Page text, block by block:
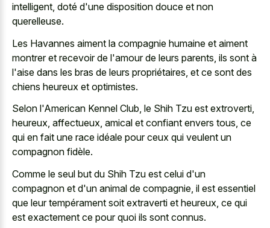
intelligent, doté d'une disposition douce et non
querelleuse.
Les Havannes aiment la compagnie humaine et aiment
montreret recevoir de l'amour de leurs parents, ils sont à
l'aise dans les bras de leurs propriétaires, et ce sont des
chiens heureux et optimistes.
Selon l'American Kennel Club, le Shih Tzu est extroverti,
heureux, affectueux, amical et confiant envers tous, ce
qui en fait une race idéale pour ceux qui veulent un
compagnon fidèle.
Comme le seul but du Shih Tzu est celui d'un
compagnon et d'un animal de compagnie, il est essentiel
que leur tempérament soit extraverti et heureux, ce qui
est exactement ce pour quoi ils sont connus.